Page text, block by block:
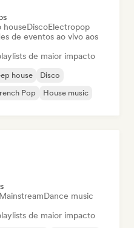
houseDiscoElectropop
de eventos ao vivo aos
de maior impacto
house
Disco
Pop House music
Dance music
de maior impacto